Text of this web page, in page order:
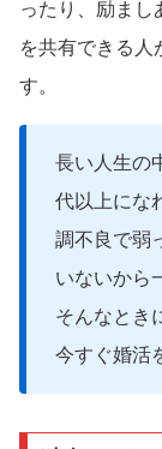
ったり、励まし
を共有できる人
す。
長い人生の
代以上にな
調不良で弱
いないから
そんなとき
今すぐ婚活